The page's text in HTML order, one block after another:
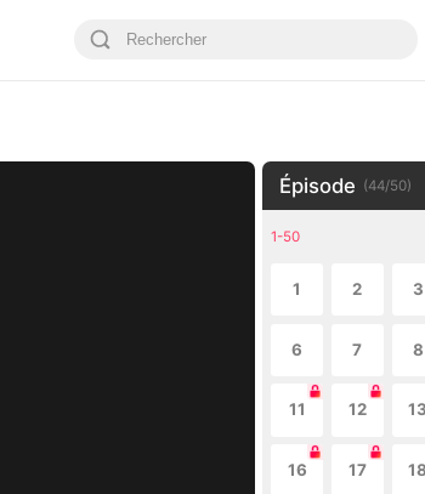
Épisode (44/50)
1-50
1 2 3
6 7 8
11 12 13
16 17 18